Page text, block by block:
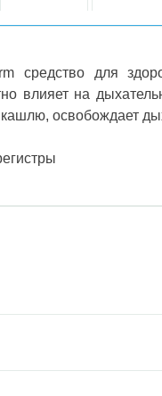
средство для
влияет на
кашлю, освобождает